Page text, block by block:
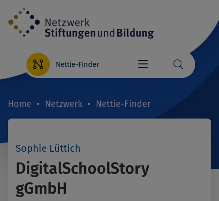
Direkt
zum
Inhalt
Nettie-Finder
Home Netzwerk Nettie-Finder
Sophie Lüttich
DigitalSchoolStory
gGmbH